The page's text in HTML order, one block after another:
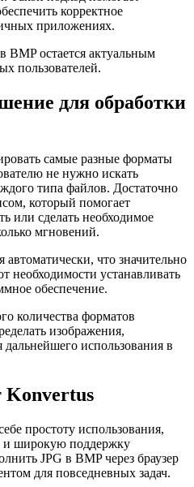
корректное
приложениях.
BMP остается актуальным
пользователей.
для обработки
самые разные форматы
не нужно искать
типа файлов. Достаточно
который помогает
или сделать необходимое
мгновений.
что значительно
необходимости устанавливать
обеспечение.
количества форматов
изображения,
использования в
простоту использования,
и широкую поддержку
JPG в BMP через браузер
для повседневных задач.